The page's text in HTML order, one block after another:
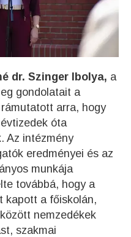
dr. Szinger Ibolya, a
gondolatait a
arra, hogy
óta
Az intézmény
eredményei és az
munkája
továbbá, hogy a
kapott a főiskolán,
nemzedékek
szakmai